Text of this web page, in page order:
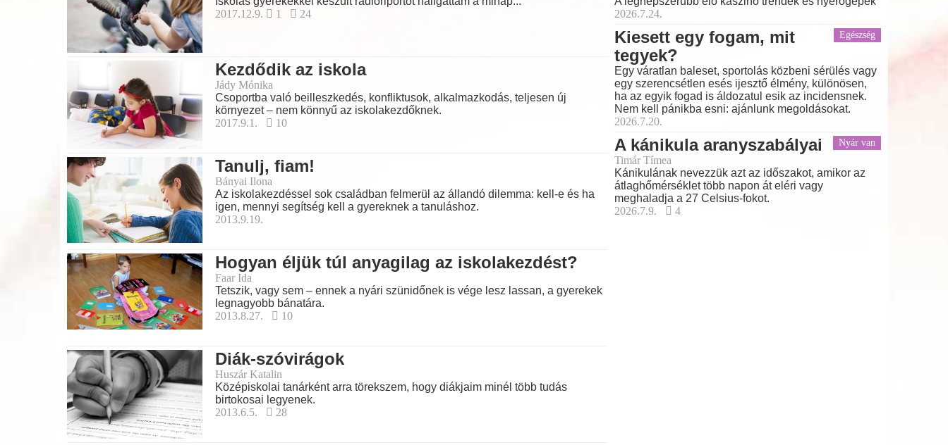
2017.12.9.
1 24
Kezdődik az iskola
Jády Mónika
Csoportba való beilleszkedés, konfliktusok, alkalmazkodás, teljesen új
környezet – nem könnyű az iskolakezdőknek.
2017.9.1.
10
Tanulj, fiam!
Bányai Ilona
Az iskolakezdéssel sok családban felmerül az állandó dilemma: kell-e és ha
igen, mennyi segítség kell a gyereknek a tanuláshoz.
2013.9.19.
Hogyan éljük túl anyagilag az iskolakezdést?
Faar Ida
Tetszik, vagy sem – ennek a nyári szünidőnek is vége lesz lassan, a gyerekek
legnagyobb bánatára.
2013.8.27.
10
Diák-szóvirágok
Huszár Katalin
Középiskolai tanárként arra törekszem, hogy diákjaim minél több tudás
birtokosai legyenek.
2013.6.5.
28
2026.7.24.
Egészség
Kiesett egy fogam, mit
tegyek?
Egy váratlan baleset, sportolás közbeni sérülés vagy
egy szerencsétlen esés ijesztő élmény, különösen,
ha az egyik fogad is áldozatul esik az incidensnek.
Nem kell pánikba esni: ajánlunk megoldásokat.
2026.7.20.
Nyár van
A kánikula aranyszabályai
Timár Tímea
Kánikulának nevezzük azt az időszakot, amikor az
átlaghőmérséklet több napon át eléri vagy
meghaladja a 27 Celsius-fokot.
2026.7.9.
4